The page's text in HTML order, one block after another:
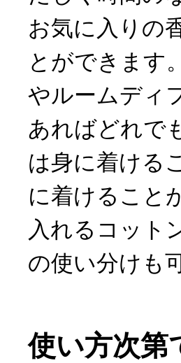
お気に入りの
とができます
やルームディ
あればどれで
は身に着ける
に着けること
入れるコット
の使い分けも
使い方次第